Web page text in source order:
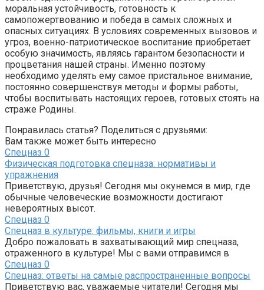
моральная устойчивость, готовность к
самопожертвованию и победа в самых сложных и
опасных ситуациях. В условиях современных вызовов и
угроз, военно-патриотическое воспитание приобретает
особую значимость, являясь гарантом безопасности и
процветания нашей страны. Именно поэтому
необходимо уделять ему самое пристальное внимание,
постоянно совершенствуя методы и формы работы,
чтобы воспитывать настоящих героев, готовых стоять на
страже Родины.
Понравилась статья? Поделиться с друзьями:
Вам также может быть интересно
Спецназ 0
Физическая подготовка спецназа: нормативы и
упражнения
Приветствую, друзья! Сегодня мы окунемся в мир, где
обычные человеческие возможности достигают
невероятных высот.
Спецназ 0
Спецназ в культуре: фильмы, книги и игры
Добро пожаловать в захватывающий мир спецназа,
отраженного в культуре! Мы с вами отправимся в
Спецназ 0
Спецназ: ответы на самые распространенные вопросы
Приветствую вас, уважаемые читатели! Сегодня мы